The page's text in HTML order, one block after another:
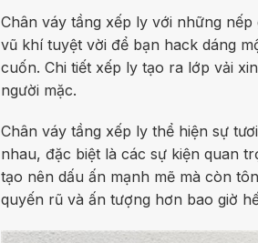
Chân váy tầng xếp ly với những
vũ khí tuyệt vời để bạn hack dáng
cuốn. Chi tiết xếp ly tạo ra lớp vải
người mặc.
Chân váy tầng xếp ly thể hiện sự
nhau, đặc biệt là các sự kiện quan
tạo nên dấu ấn mạnh mẽ mà còn
quyến rũ và ấn tượng hơn bao giờ